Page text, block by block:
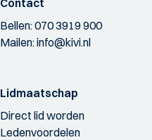
Bellen:070 3919 900
Mailen:info@kivi.nl
Lidmaatschap
Direct lid worden
Ledenvoordelen